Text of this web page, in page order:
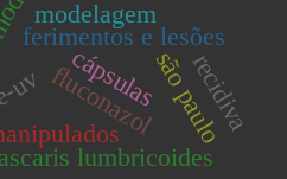
cápsulas
ferimentos e lesões
fluconazol
ascaris lumbricoides
modelagem
são paulo
recidiva